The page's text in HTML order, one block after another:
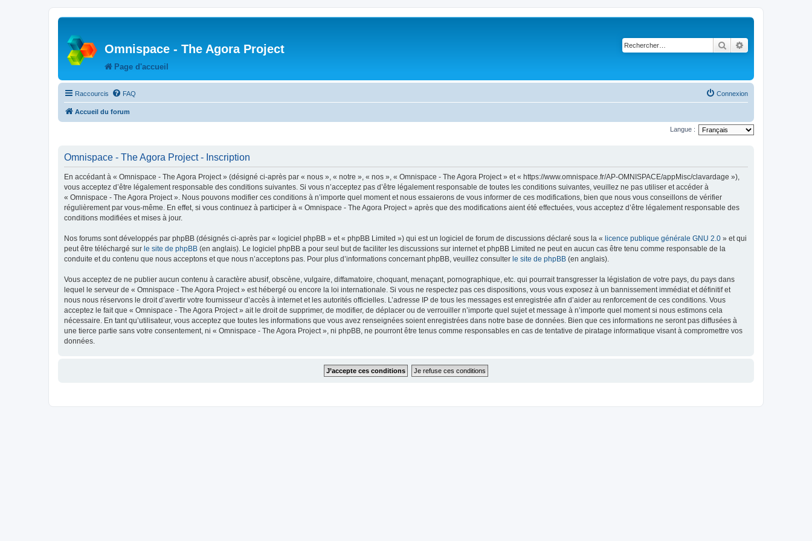
Omnispace - The Agora Project
Page d'accueil
Rechercher
Raccourcis FAQ Connexion
Accueil du forum
Langue :
Omnispace - The Agora Project - Inscription
En accédant à « Omnispace - The Agora Project » (désigné ci-après par « nous », « notre », « nos », « Omnispace - The Agora Project » et « https://www.omnispace.fr/AP-OMNISPACE/appMisc/clavardage »),
vous acceptez d’être légalement responsable des conditions suivantes. Si vous n’acceptez pas d’être légalement responsable de toutes les conditions suivantes, veuillez ne pas utiliser et accéder à
« Omnispace - The Agora Project ». Nous pouvons modifier ces conditions à n’importe quel moment et nous essaierons de vous informer de ces modifications, bien que nous vous conseillons de vérifier
régulièrement par vous-même. En effet, si vous continuez à participer à « Omnispace - The Agora Project » après que des modifications aient été effectuées, vous acceptez d’être légalement responsable des
conditions modifiées et mises à jour.
Nos forums sont développés par phpBB (désignés ci-après par « logiciel phpBB » et « phpBB Limited ») qui est un logiciel de forum de discussions déclaré sous la « licence publique générale GNU 2.0 » et qui
peut être téléchargé sur le site de phpBB (en anglais). Le logiciel phpBB a pour seul but de faciliter les discussions sur internet et phpBB Limited ne peut en aucun cas être tenu comme responsable de la
conduite et du contenu que nous acceptons et que nous n’acceptons pas. Pour plus d’informations concernant phpBB, veuillez consulter le site de phpBB (en anglais).
Vous acceptez de ne publier aucun contenu à caractère abusif, obscène, vulgaire, diffamatoire, choquant, menaçant, pornographique, etc. qui pourrait transgresser la législation de votre pays, du pays dans
lequel le serveur de « Omnispace - The Agora Project » est hébergé ou encore la loi internationale. Si vous ne respectez pas ces dispositions, vous vous exposez à un bannissement immédiat et définitif et
nous nous réservons le droit d’avertir votre fournisseur d’accès à internet et les autorités officielles. L’adresse IP de tous les messages est enregistrée afin d’aider au renforcement de ces conditions. Vous
acceptez le fait que « Omnispace - The Agora Project » ait le droit de supprimer, de modifier, de déplacer ou de verrouiller n’importe quel sujet et message à n’importe quel moment si nous estimons cela
nécessaire. En tant qu’utilisateur, vous acceptez que toutes les informations que vous avez renseignées soient enregistrées dans notre base de données. Bien que ces informations ne seront pas diffusées à
une tierce partie sans votre consentement, ni « Omnispace - The Agora Project », ni phpBB, ne pourront être tenus comme responsables en cas de tentative de piratage informatique visant à compromettre vos
données.